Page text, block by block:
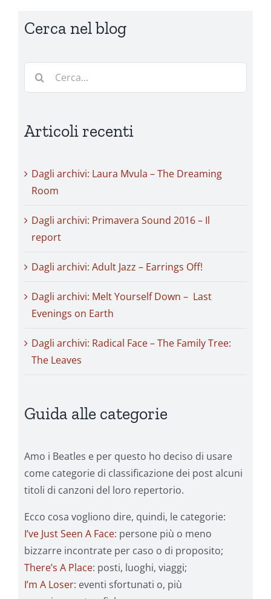
Cerca nel blog
Cerca
Articoli recenti
Dagli archivi: Laura Mvula – The Dreaming
Room
Dagli archivi: Primavera Sound 2016 – Il
report
Dagli archivi: Adult Jazz – Earrings Off!
Dagli archivi: Melt Yourself Down – Last
Evenings on Earth
Dagli archivi: Radical Face – The Family Tree:
The Leaves
Guida alle categorie
Amo i Beatles e per questo ho deciso di usare
come categorie di classificazione dei post alcuni
titoli di canzoni del loro repertorio.
Ecco cosa vogliono dire, quindi, le categorie:
I’ve Just Seen A Face: persone più o meno
bizzarre incontrate per caso o di proposito;
There’s A Place: posti, luoghi, viaggi;
I’m A Loser: eventi sfortunati o, più